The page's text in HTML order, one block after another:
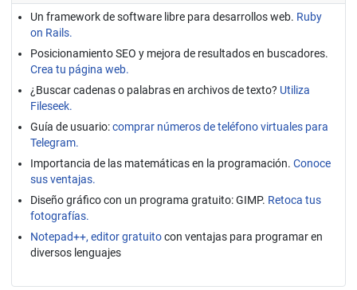
Un framework de software libre para desarrollos web. Ruby
on Rails.
Posicionamiento SEO y mejora de resultados en buscadores.
Crea tu página web.
¿Buscar cadenas o palabras en archivos de texto? Utiliza
Fileseek.
Guía de usuario:comprar números de teléfono virtuales para
Telegram.
Importancia de las matemáticas en la programación. Conoce
sus ventajas.
Diseño gráfico con un programa gratuito: GIMP. Retoca tus
fotografías.
Notepad++, editor gratuitocon ventajas para programar en
diversos lenguajes